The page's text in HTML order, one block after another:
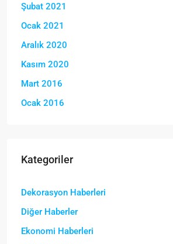
Şubat 2021
Ocak 2021
Aralık 2020
Kasım 2020
Mart 2016
Ocak 2016
Kategoriler
Dekorasyon Haberleri
Diğer Haberler
Ekonomi Haberleri